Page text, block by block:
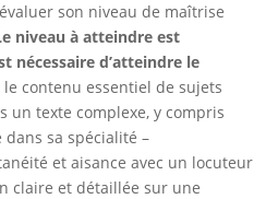
son niveau de maîtrise
niveau à atteindre est
nécessaire d’atteindre le
le contenu essentiel de sujets
un texte complexe, y compris
sa spécialité –
et aisance avec un locuteur
claire et détaillée sur une